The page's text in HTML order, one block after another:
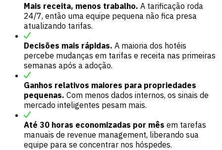
Mais receita, menos trabalho. A tarificação roda
24/7, então uma equipe pequena não fica presa
atualizando tarifas.
Decisões mais rápidas. A maioria dos hotéis
percebe mudanças em tarifas e receita nas primeiras
semanas após a adoção.
Ganhos relativos maiores para propriedades
pequenas. Com menos dados internos, os sinais de
mercado inteligentes pesam mais.
Até 30 horas economizadas por mês em tarefas
manuais de revenue management, liberando sua
equipe para se concentrar nos hóspedes.